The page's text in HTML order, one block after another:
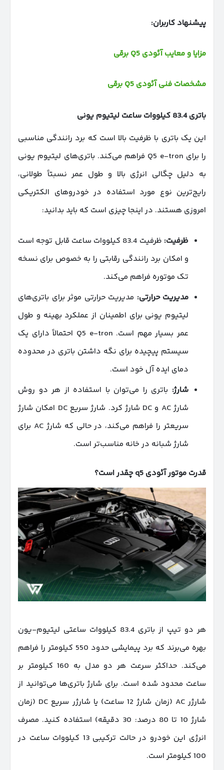
پیشنهاد کاربران:
مزایا و معایب آئودی Q5 برقی
مشخصات فنی آئودی Q5 برقی
باتری 83.4 کیلووات ساعت لیتیوم یونی
این یک باتری با ظرفیت بالا است که برد رانندگی مناسبی
را برای Q5 e-tron فراهم می‌کند. باتری‌های لیتیوم یونی
به دلیل چگالی انرژی بالا و طول عمر نسبتاً طولانی،
رایج‌ترین نوع مورد استفاده در خودروهای الکتریکی
امروزی هستند. در اینجا چیزی است که باید بدانید:
ظرفیت:
ظرفیت 83.4 کیلووات ساعت قابل توجه است
و امکان برد رانندگی رقابتی را به خصوص برای نسخه
تک موتوره فراهم می‌کند.
مدیریت حرارتی: مدیریت حرارتی موثر برای باتری‌های
لیتیوم یونی برای اطمینان از عملکرد بهینه و طول
عمر بسیار مهم است. Q5 e-tron احتمالاً دارای یک
سیستم پیچیده برای نگه داشتن باتری در محدوده
دمای ایده آل خود است.
شارژ: باتری را می‌توان با استفاده از هر دو روش
شارژ AC و DC شارژ کرد. شارژ سریع DC امکان شارژ
سریعتر را فراهم می‌کند، در حالی که شارژ AC برای
شارژ شبانه در خانه مناسب‌تر است.
قدرت موتور آئودی q5چقدر است؟
هر دو تیپ از باتری 83.4 کیلووات ساعتی لیتیوم-یون
بهره می‌برند که برد پیمایشی حدود 550 کیلومتر را فراهم
می‌کند. حداکثر سرعت هر دو مدل به 160 کیلومتر بر
ساعت محدود شده است. برای شارژ باتری‌ها می‌توانید از
شارژر AC (زمان شارژ 12 ساعت) یا شارژر سریع DC (زمان
شارژ 10 تا 80 درصد: 30 دقیقه) استفاده کنید. مصرف
انرژی این خودرو در حالت ترکیبی 13 کیلووات ساعت در
100 کیلومتر است.